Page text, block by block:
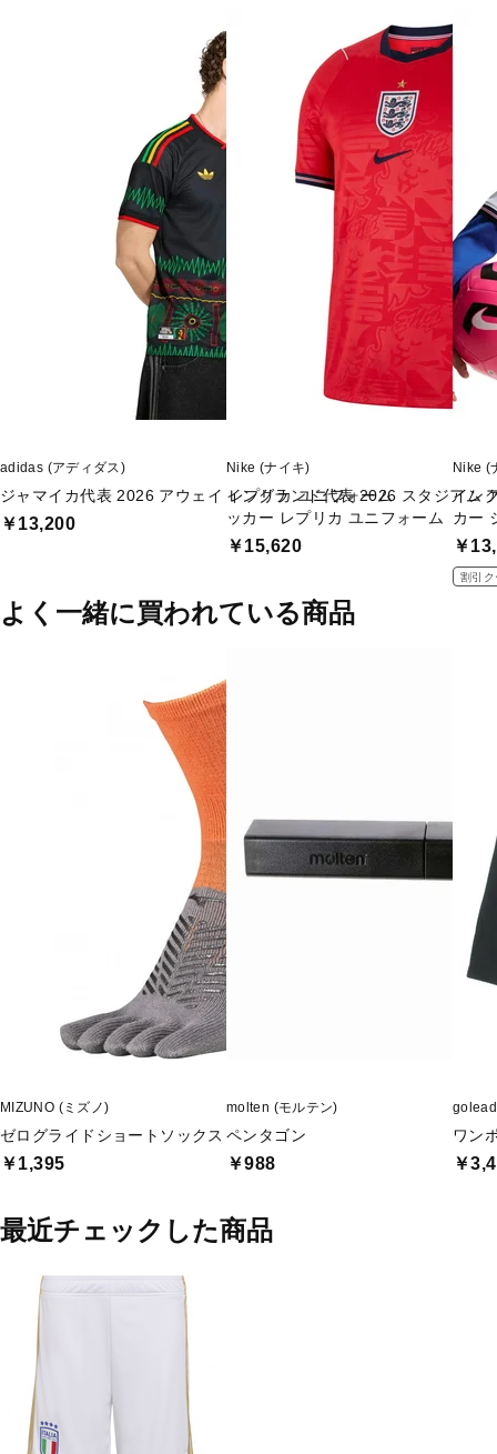
adidas (アディダス)
ジャマイカ代表 2026 アウェイ レプリカ ユニフォーム
￥13,200
Nike (ナイキ)
イングランド代表 2026 スタジアム
ッカー レプリカ ユニフォーム
￥15,620
Nike (
イン
カー
￥
割引ク
よく一緒に買われている商品
MIZUNO (ミズノ)
ゼログライドショートソックス
￥1,395
molten (モルテン)
ペンタゴン
￥988
ワン
￥
最近チェックした商品